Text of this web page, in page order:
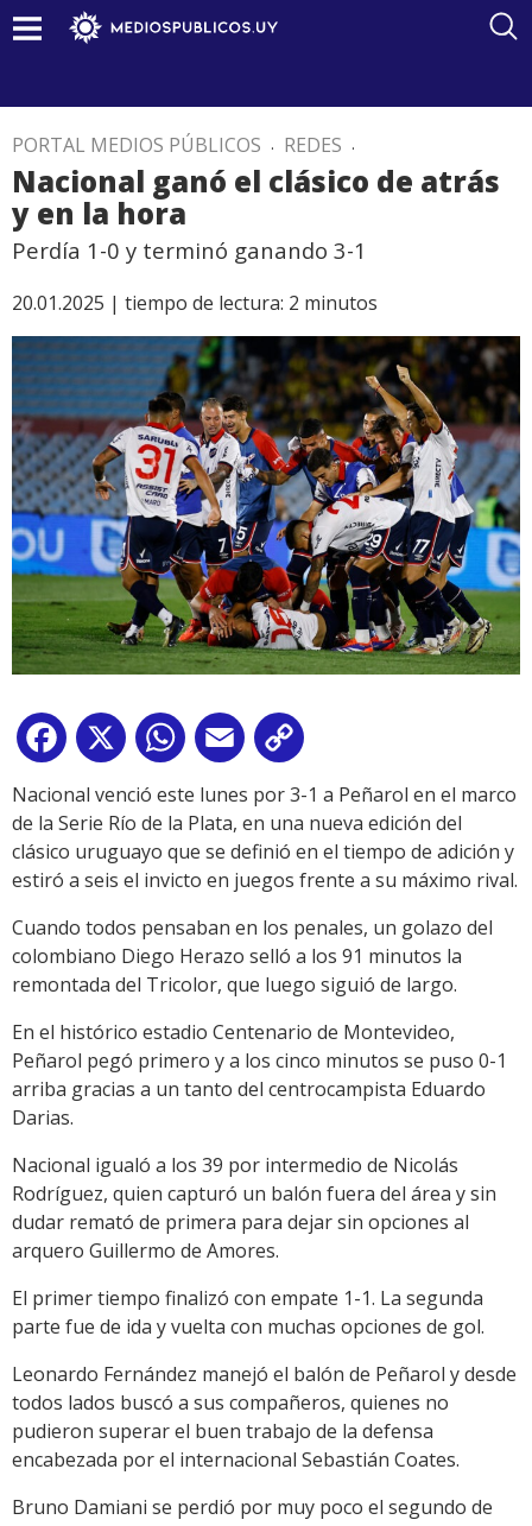
PORTAL MEDIOS PÚBLICOS . REDES .
Nacional ganó el clásico de atrás
y en la hora
Perdía 1-0 y terminó ganando 3-1
20.01.2025 | tiempo de lectura: 2 minutos
Facebook
X WhatsApp
Email
Link
Nacional venció este lunes por 3-1 a Peñarol en el marco
de la Serie Río de la Plata, en una nueva edición del
clásico uruguayo que se definió en el tiempo de adición y
estiró a seis el invicto en juegos frente a su máximo rival.
Cuando todos pensaban en los penales, un golazo del
colombiano Diego Herazo selló a los 91 minutos la
remontada del Tricolor, que luego siguió de largo.
En el histórico estadio Centenario de Montevideo,
Peñarol pegó primero y a los cinco minutos se puso 0-1
arriba gracias a un tanto del centrocampista Eduardo
Darias.
Nacional igualó a los 39 por intermedio de Nicolás
Rodríguez, quien capturó un balón fuera del área y sin
dudar remató de primera para dejar sin opciones al
arquero Guillermo de Amores.
El primer tiempo finalizó con empate 1-1. La segunda
parte fue de ida y vuelta con muchas opciones de gol.
Leonardo Fernández manejó el balón de Peñarol y desde
todos lados buscó a sus compañeros, quienes no
pudieron superar el buen trabajo de la defensa
encabezada por el internacional Sebastián Coates.
Bruno Damiani se perdió por muy poco el segundo de